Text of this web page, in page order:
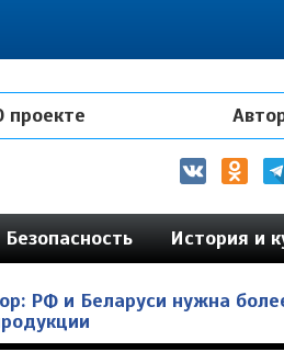
пространстве
проекте
Безопасность История и
РФ и Беларуси нужна